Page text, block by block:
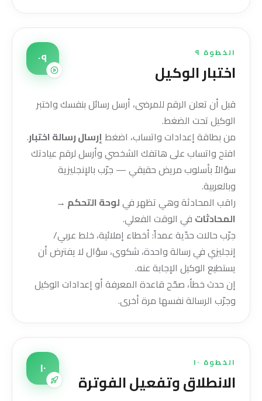
٠٩ الخطوة ٩
اختبار الوكيل
قبل أن تعلن الرقم للمرضى، أرسل رسائل بنفسك واختبر
الوكيل تحت الضغط.
من بطاقة إعدادات واتساب، اضغطإرسال رسالة اختبار.
افتح واتساب على هاتفك الشخصي وأرسل لرقم عيادتك
سؤالاً بأسلوب مريض حقيقي — جرّب بالإنجليزية
وبالعربية.
راقب المحادثة وهي تظهر فيلوحة التحكم →
المحادثات في الوقت الفعلي.
جرّب حالات حدّية عمداً: أخطاء إملائية، خلط عربي/
إنجليزي في رسالة واحدة، شكوى، سؤال لا يفترض أن
يستطيع الوكيل الإجابة عنه.
إن حدث خطأ، صحّح قاعدة المعرفة أو إعدادات الوكيل
وجرّب الرسالة نفسها مرة أخرى.
١٠ الخطوة ١٠
الانطلاق وتفعيل الفوترة